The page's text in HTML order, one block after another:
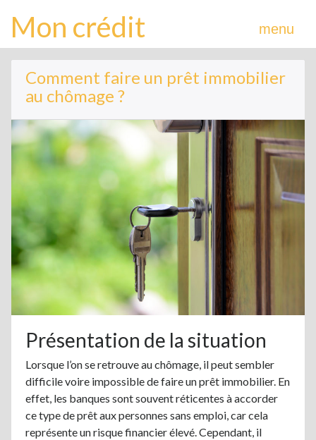
Mon crédit menu
Comment faire un prêt immobilier
au chômage ?
Présentation de la situation
Lorsque l’on se retrouve au chômage, il peut sembler
difficile voire impossible de faire un prêt immobilier. En
effet, les banques sont souvent réticentes à accorder
ce type de prêt aux personnes sans emploi, car cela
représente un risque financier élevé. Cependant, il